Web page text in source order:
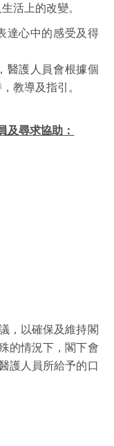
活上的改變。
達心中的感受及得
醫護人員會根據個
教導及指引。
及尋求協助：
，以確保及維持閣
的情況下，閣下會
護人員所給予的口